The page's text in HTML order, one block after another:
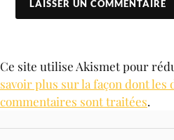
Ce site utilise Akismet pour
savoir plus sur la façon dont les
commentaires sont traitées.